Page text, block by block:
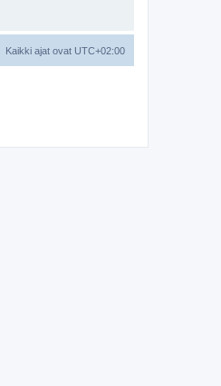
Kaikki ajat ovat UTC+02:00